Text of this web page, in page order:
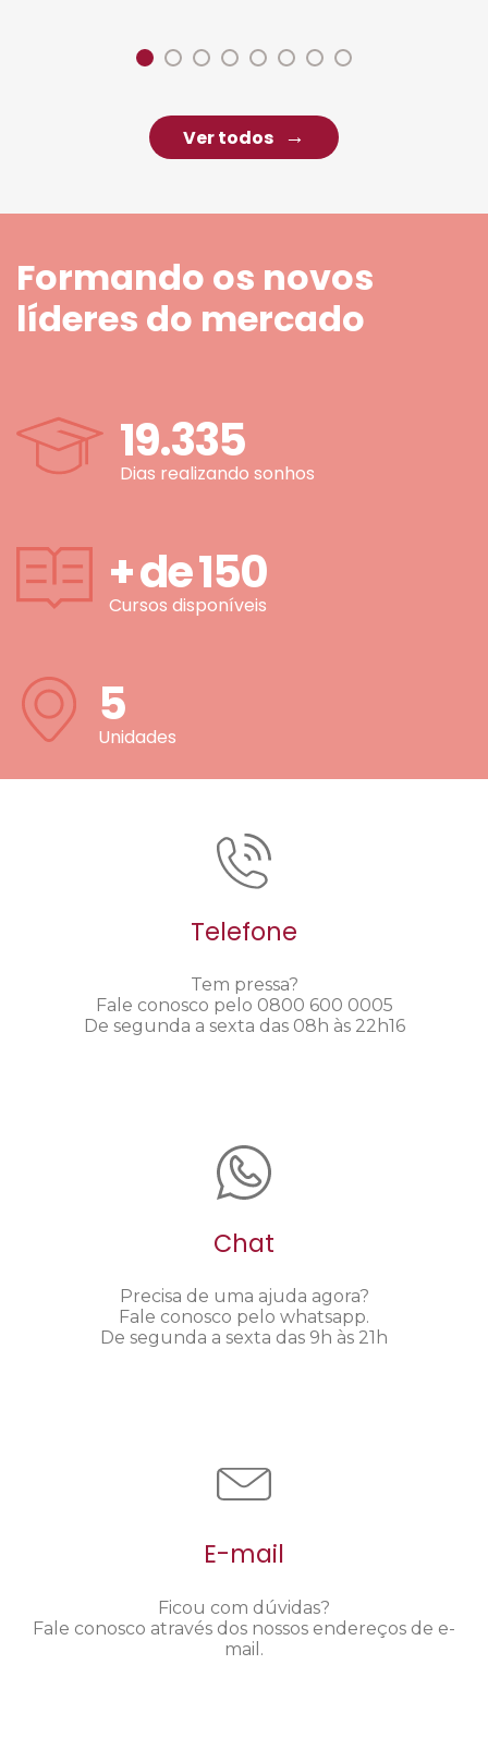
Ver todos
Formando os novos
líderes do mercado
19.335
Dias realizando sonhos
+ de150
Cursos disponíveis
5
Unidades
Telefone
Tem pressa?
Fale conosco pelo 0800 600 0005
De segunda a sexta das 08h às 22h16
Chat
Precisa de uma ajuda agora?
Fale conosco pelo whatsapp.
De segunda a sexta das 9h às 21h
E-mail
Ficou com dúvidas?
Fale conosco através dos nossos endereços de e-
mail.